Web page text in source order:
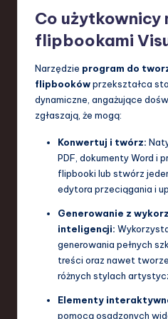
Co użytkownicy
flipbookami
Narzędzie program do
flipbookówprzekształca
dynamiczne, angażujące
zgłaszają, że mogą:
Konwertuj i twórz:
PDF, dokumenty Word i
flipbooki lub stwórz
edytora przeciągania i
Generowanie z
inteligencji:
generowania pełnych
treści oraz nawet
różnych stylach
Elementy
pomocą osadzonych